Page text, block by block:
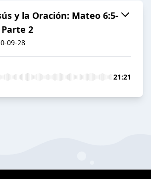
y la Oración: Mateo 6:5-
Parte 2
09-28
21:21